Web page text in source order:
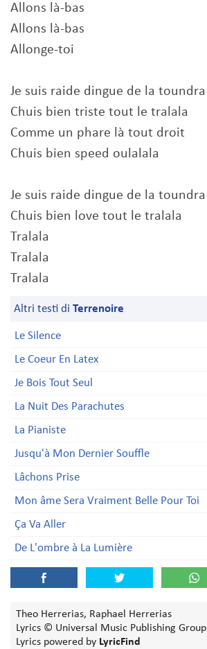
Allons là-bas
Allons là-bas
Allonge-toi
Je suis raide dingue de la toundra
Chuis bien triste tout le tralala
Comme un phare là tout droit
Chuis bien speed oulalala
Je suis raide dingue de la toundra
Chuis bien love tout le tralala
Tralala
Tralala
Tralala
Altri testi di Terrenoire
Le Silence
Le Coeur En Latex
Je Bois Tout Seul
La Nuit Des Parachutes
La Pianiste
Jusqu'à Mon Dernier Souffle
Lâchons Prise
Mon âme Sera Vraiment Belle Pour Toi
Ça Va Aller
De L'ombre à La Lumière
Theo Herrerias, Raphael Herrerias
Lyrics © Universal Music Publishing Group
Lyrics powered by LyricFind